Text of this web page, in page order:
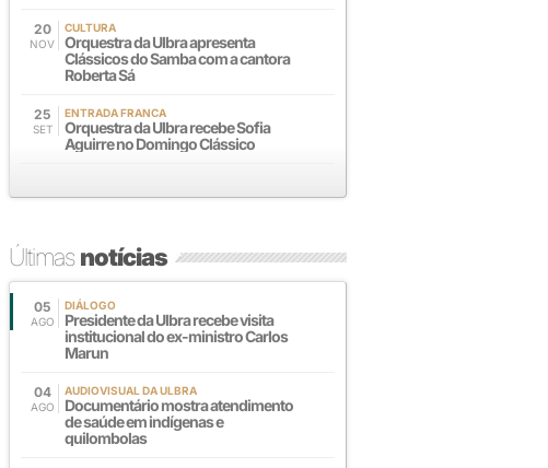
20
NOV
CULTURA
Orquestra da Ulbra apresenta
Clássicos do Samba com a cantora
Roberta Sá
25
SET
ENTRADA FRANCA
Orquestra da Ulbra recebe Sofia
Aguirre no Domingo Clássico
Últimasnotícias
05
AGO
DIÁLOGO
Presidente da Ulbra recebe visita
institucional do ex-ministro Carlos
Marun
04
AGO
AUDIOVISUAL DA ULBRA
Documentário mostra atendimento
de saúde em indígenas e
quilombolas